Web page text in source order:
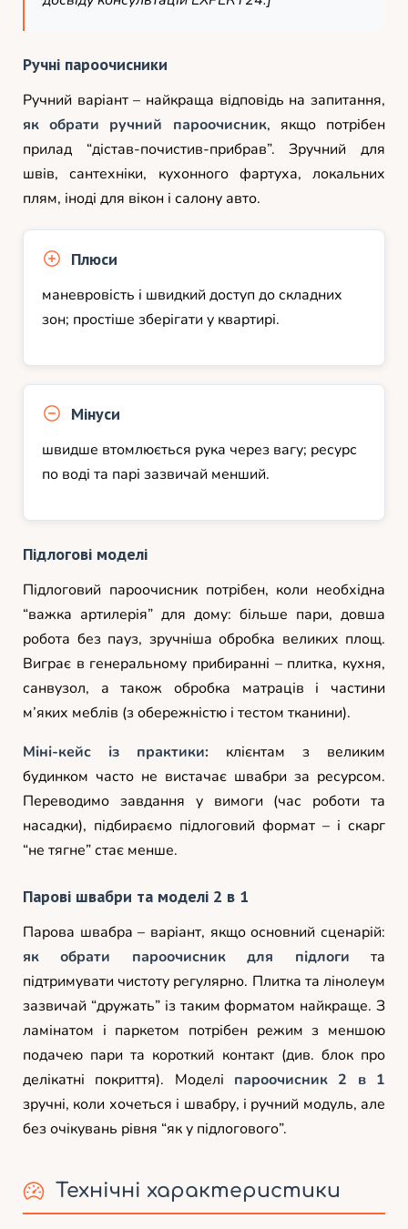
Ручні пароочисники
Ручний варіант – найкраща відповідь на запитання,
як обрати ручний пароочисник, якщо потрібен
прилад “дістав-почистив-прибрав”. Зручний для
швів, сантехніки, кухонного фартуха, локальних
плям, іноді для вікон і салону авто.
Плюси
маневровість і швидкий доступ до складних
зон; простіше зберігати у квартирі.
Мінуси
швидше втомлюється рука через вагу; ресурс
по воді та парі зазвичай менший.
Підлогові моделі
Підлоговий пароочисник потрібен, коли необхідна
“важка артилерія” для дому: більше пари, довша
робота без пауз, зручніша обробка великих площ.
Виграє в генеральному прибиранні – плитка, кухня,
санвузол, а також обробка матраців і частини
м’яких меблів (з обережністю і тестом тканини).
Міні-кейс із практики: клієнтам з великим
будинком часто не вистачає швабри за ресурсом.
Переводимо завдання у вимоги (час роботи та
насадки), підбираємо підлоговий формат – і скарг
“не тягне” стає менше.
Парові швабри та моделі 2 в 1
Парова швабра – варіант, якщо основний сценарій:
як обрати пароочисник для підлоги та
підтримувати чистоту регулярно. Плитка та лінолеум
зазвичай “дружать” із таким форматом найкраще. З
ламінатом і паркетом потрібен режим з меншою
подачею пари та короткий контакт (див. блок про
делікатні покриття). Моделі пароочисник 2 в 1
зручні, коли хочеться і швабру, і ручний модуль, але
без очікувань рівня “як у підлогового”.
Технічні характеристики